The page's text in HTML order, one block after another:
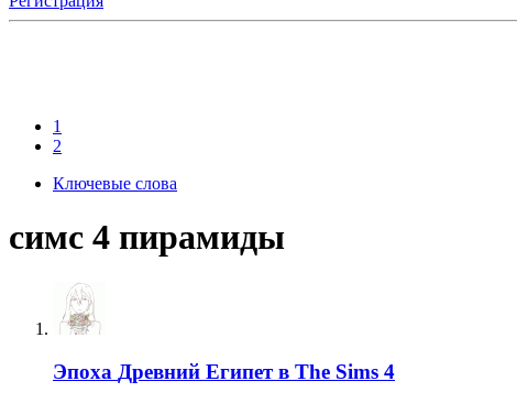
1
2
Ключевые слова
симс 4 пирамиды
Эпоха Древний Египет в The Sims 4